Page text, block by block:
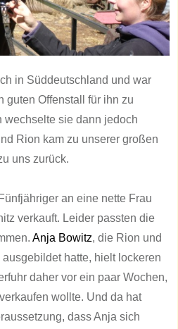
in Süddeutschland und war
guten Offenstall für ihn zu
wechselte sie dann jedoch
Rion kam zu unserer großen
uns zurück.
an eine nette Frau
verkauft. Leider passten die
Anja Bowitz, die Rion und
hatte, hielt lockeren
daher vor ein paar Wochen,
wollte. Und da hat
dass Anja sich